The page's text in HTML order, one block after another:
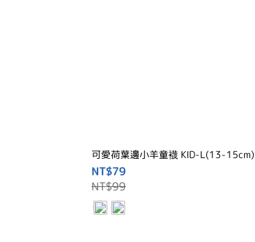
可愛荷葉邊小羊童襪 KID-L(13-15cm)
NT$79
NT$99